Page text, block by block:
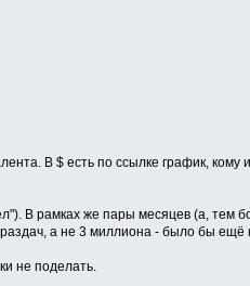
В $ есть по ссылке график,
В рамках же пары месяцев (а, тем
а не 3 миллиона - было бы ещё
не поделать.